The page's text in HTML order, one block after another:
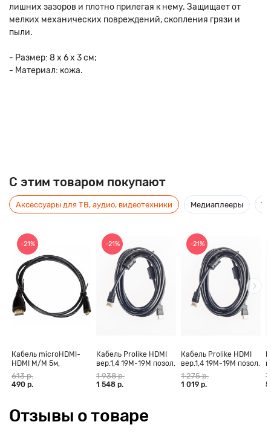
лишних зазоров и плотно прилегая к нему. Защищает от
мелких механических повреждений, скопления грязи и
пыли.
- Размер: 8 х 6 х 3 см;
- Материал: кожа.
C этим товаром покупают
Аксессуары для ТВ, аудио, видеотехники Медиаплееры
-21%
Кабель microHDMI-
HDMI M/M 5м,
позолоченные
контакты Blister box
613 р.
490 р.
-21%
Кабель Prolike HDMI
вер.1,4 19М-19М позол.
конт., ферритовые
кольца, 30 м
1 938 р.
1 548 р.
-21%
Кабель Prolike HDMI
вер.1,4 19М-19М позол.
конт., ферритовые
кольца, 20 м
1 275 р.
1 019 р.
Отзывы о товаре